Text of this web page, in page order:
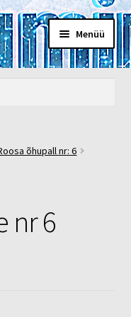
Menüü
õhupall nr: 6
nr 6